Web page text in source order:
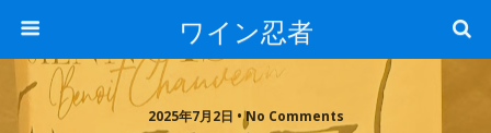
ワイン忍者
2025年7月2日 • No Comments